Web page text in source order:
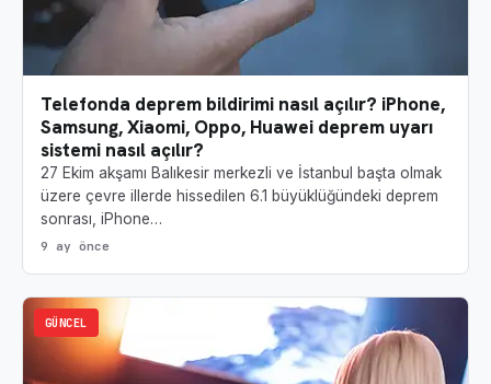
Telefonda deprem bildirimi nasıl açılır? iPhone,
Samsung, Xiaomi, Oppo, Huawei deprem uyarı
sistemi nasıl açılır?
27 Ekim akşamı Balıkesir merkezli ve İstanbul başta olmak
üzere çevre illerde hissedilen 6.1 büyüklüğündeki deprem
sonrası, iPhone…
9 ay önce
GÜNCEL